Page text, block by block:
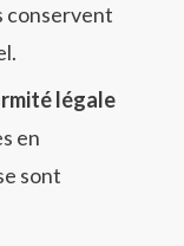
conservent
légale
en
sont